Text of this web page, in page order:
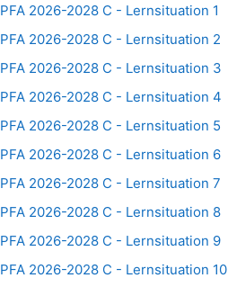
PFA 2026-2028 C - Lernsituation 1
PFA 2026-2028 C - Lernsituation 2
PFA 2026-2028 C - Lernsituation 3
PFA 2026-2028 C - Lernsituation 4
PFA 2026-2028 C - Lernsituation 5
PFA 2026-2028 C - Lernsituation 6
PFA 2026-2028 C - Lernsituation 7
PFA 2026-2028 C - Lernsituation 8
PFA 2026-2028 C - Lernsituation 9
PFA 2026-2028 C - Lernsituation 10